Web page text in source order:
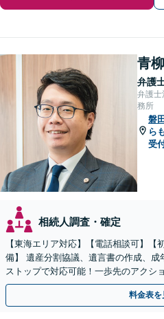
青
弁護
弁護士
務所
磐
ら
受
相続人調査・確定
【東海エリア対応】【電話相談可】【
備】 遺産分割協議、遺言書の作成、成
ストップで対応可能！一歩先のアクシ
解決を目指します
料金表を